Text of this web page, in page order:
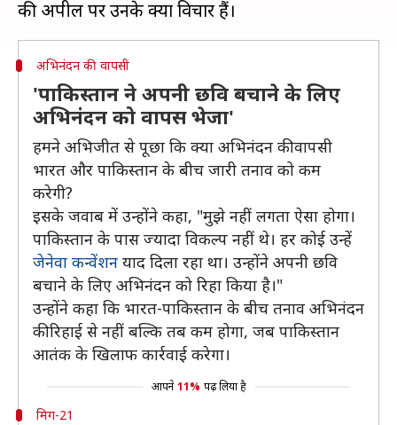
अभिनंदन की वापसी
'पाकिस्तान ने अपनी छवि बचाने के लिए
अभिनंदन को वापस भेजा'
हमने अभिजीत से पूछा कि क्या अभिनंदन की वापसी
भारत और पाकिस्तान के बीच जारी तनाव को कम
करेगी?
इसके जवाब में उन्होंने कहा, "मुझे नहीं लगता ऐसा होगा।
पाकिस्तान के पास ज्यादा विकल्प नहीं थे। हर कोई उन्हें
जेनेवा कन्वेंशन याद दिला रहा था। उन्होंने अपनी छवि
बचाने के लिए अभिनंदन को रिहा किया है।"
उन्होंने कहा कि भारत-पाकिस्तान के बीच तनाव अभिनंदन
की रिहाई से नहीं बल्कि तब कम होगा, जब पाकिस्तान
आतंक के खिलाफ कार्रवाई करेगा।
आपने 11% पढ़ लिया है
मिग-21